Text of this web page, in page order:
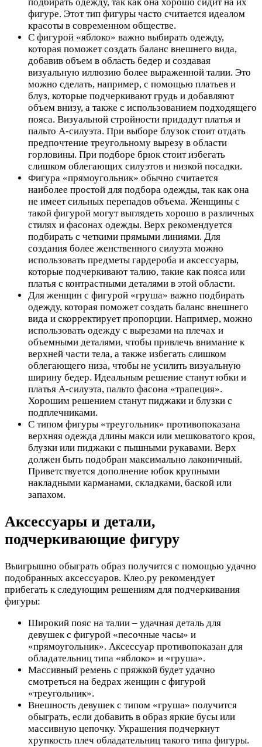
фигуре. Этот тип фигуры часто считается идеалом
красоты в современном обществе.
С фигурой «яблоко» важно выбирать одежду,
которая поможет создать баланс внешнего вида,
добавив объем в область бедер и создавая
визуальную иллюзию более выраженной талии. Это
можно сделать, например, с помощью платьев и
блуз, которые подчеркивают грудь и добавляют
объем внизу, а также с использованием подходящего
пояса. Визуальной стройности придадут платья и
пальто А-силуэта. При выборе блузок стоит отдать
предпочтение треугольному вырезу в области
горловины. При подборе брюк стоит избегать
слишком облегающих силуэтов и низкой посадки.
Фигура «прямоугольник» обычно считается
наиболее простой для подбора одежды, так как она
не имеет сильных перепадов объема. Женщины с
такой фигурой могут выглядеть хорошо в различных
стилях и фасонах одежды. Верх рекомендуется
подбирать с четкими прямыми линиями. Для
создания более женственного силуэта можно
использовать предметы гардероба и аксессуары,
которые подчеркивают талию, такие как пояса или
платья с контрастными деталями в этой области.
Для женщин с фигурой «груша» важно подбирать
одежду, которая поможет создать баланс внешнего
вида и скорректирует пропорции. Например, можно
использовать одежду с вырезами на плечах и
объемными деталями, чтобы привлечь внимание к
верхней части тела, а также избегать слишком
облегающего низа, чтобы не усилить визуальную
ширину бедер. Идеальным решение станут юбки и
платья А-силуэта, пальто фасона «трапеция».
Хорошим решением станут пиджаки и блузки с
подплечниками.
С типом фигуры «треугольник» противопоказана
верхняя одежда длины макси или мешковатого кроя,
блузки или пиджаки с пышными рукавами. Верх
должен быть подобран максимально лаконичный.
Приветствуется дополнение юбок крупными
накладными карманами, складками, баской или
запахом.
Аксессуары и детали,
подчеркивающие фигуру
Выигрышно обыграть образ получится с помощью удачно
подобранных аксессуаров. Клео.ру рекомендует
прибегать к следующим решениям для подчеркивания
фигуры:
Широкий пояс на талии – удачная деталь для
девушек с фигурой «песочные часы» и
«прямоугольник». Аксессуар противопоказан для
обладательниц типа «яблоко» и «груша».
Массивный ремень с пряжкой будет удачно
смотреться на бедрах женщин с фигурой
«треугольник».
Внешность девушек с типом «груша» получится
обыграть, если добавить в образ яркие бусы или
массивную цепочку. Украшения подчеркнут
хрупкость плеч обладательниц такого типа фигуры.